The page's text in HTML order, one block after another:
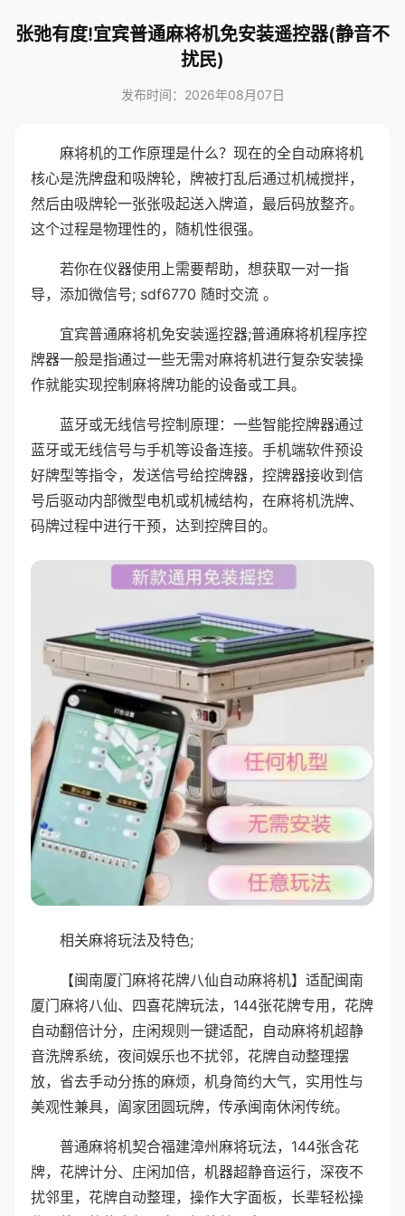
张弛有度!宜宾普通麻将机免安装遥控器(静音不
扰民)
发布时间：2026年08月07日
麻将机的工作原理是什么？现在的全自动麻将机
核心是洗牌盘和吸牌轮，牌被打乱后通过机械搅拌，
然后由吸牌轮一张张吸起送入牌道，最后码放整齐。
这个过程是物理性的，随机性很强。
若你在仪器使用上需要帮助，想获取一对一指
导，添加微信号; sdf6770 随时交流 。
宜宾普通麻将机免安装遥控器;普通麻将机程序控
牌器一般是指通过一些无需对麻将机进行复杂安装操
作就能实现控制麻将牌功能的设备或工具。
蓝牙或无线信号控制原理：一些智能控牌器通过
蓝牙或无线信号与手机等设备连接。手机端软件预设
好牌型等指令，发送信号给控牌器，控牌器接收到信
号后驱动内部微型电机或机械结构，在麻将机洗牌、
码牌过程中进行干预，达到控牌目的。
相关麻将玩法及特色;
【闽南厦门麻将花牌八仙自动麻将机】适配闽南
厦门麻将八仙、四喜花牌玩法，144张花牌专用，花牌
自动翻倍计分，庄闲规则一键适配，自动麻将机超静
音洗牌系统，夜间娱乐也不扰邻，花牌自动整理摆
放，省去手动分拣的麻烦，机身简约大气，实用性与
美观性兼具，阖家团圆玩牌，传承闽南休闲传统。
普通麻将机契合福建漳州麻将玩法，144张含花
牌，花牌计分、庄闲加倍，机器超静音运行，深夜不
扰邻里，花牌自动整理，操作大字面板，长辈轻松操